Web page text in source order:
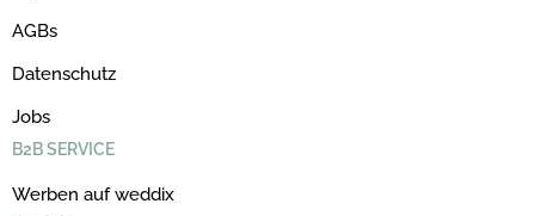
AGBs
Datenschutz
Jobs
B2B SERVICE
Werben auf weddix